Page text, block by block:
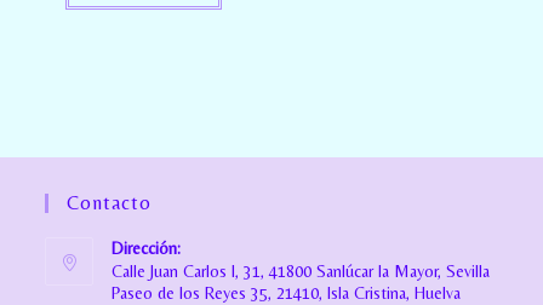
Contacto
Dirección:
Calle Juan Carlos I, 31, 41800 Sanlúcar la Mayor, Sevilla
Paseo de los Reyes 35, 21410, Isla Cristina, Huelva